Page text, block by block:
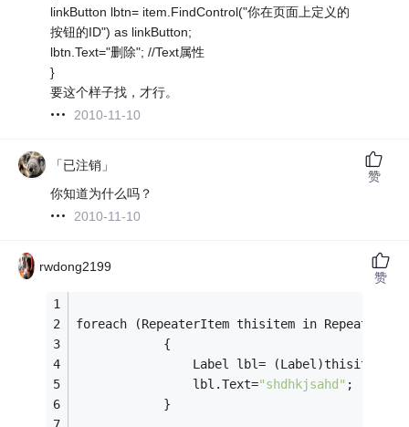
linkButton lbtn= item.FindControl("你在页面上定义的
按钮的ID") as linkButton;
lbtn.Text="删除"; //Text属性
}
要这个样子找，才行。
2010-11-10
「已注销」
你知道为什么吗？
2010-11-10
赞
rwdong2199
foreach (RepeaterItem thisitem in
            {
Label lbl=
                lbl.Text=
"shdhkjsahd" ;
            }
赞